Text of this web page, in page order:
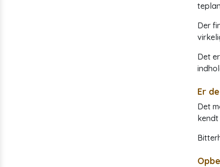
Der
Det
Er
Det
kendt